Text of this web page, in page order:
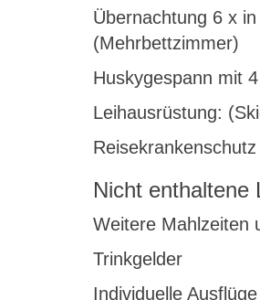
Übernachtung 6 x
(Mehrbettzimmer)
Huskygespann mit
Leihausrüstung:
Reisekrankenschutz
Nicht enthaltene
Weitere Mahlzeiten
Trinkgelder
Individuelle